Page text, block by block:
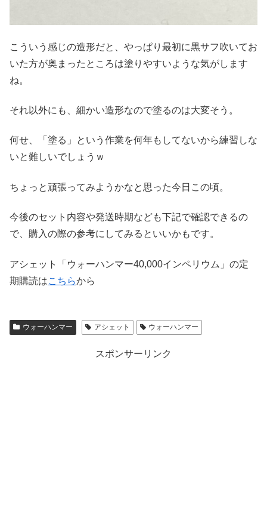
こういう感じの造形だと、やっぱり最初に黒サフ吹いてお
いた方が奥まったところは塗りやすいような気がします
ね。
それ以外にも、細かい造形なので塗るのは大変そう。
何せ、「塗る」という作業を何年もしてないから練習しな
いと難しいでしょうｗ
ちょっと頑張ってみようかなと思った今日この頃。
今後のセット内容や発送時期なども下記で確認できるの
で、購入の際の参考にしてみるといいかもです。
アシェット「ウォーハンマー40,000インペリウム」の定
期購読はこちらから
ウォーハンマー アシェット ウォーハンマー
スポンサーリンク